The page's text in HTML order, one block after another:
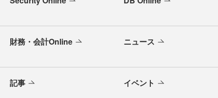
財務・会計Online ニュース
記事 イベント